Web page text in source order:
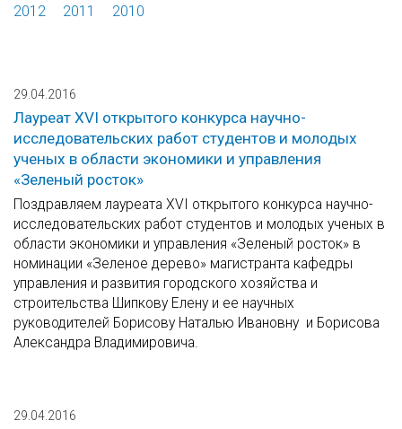
2012
2011 2010
29.04.2016
Лауреат XVI открытого конкурса научно-
исследовательских работ студентов и молодых
ученых в области экономики и управления
«Зеленый росток»
Поздравляем лауреата XVI открытого конкурса научно-
исследовательских работ студентов и молодых ученых в
области экономики и управления «Зеленый росток» в
номинации «Зеленое дерево» магистранта кафедры
управления и развития городского хозяйства и
строительства Шипкову Елену и ее научных
руководителей Борисову Наталью Ивановну и Борисова
Александра Владимировича.
29.04.2016